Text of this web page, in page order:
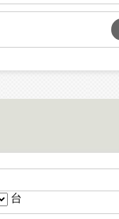
台